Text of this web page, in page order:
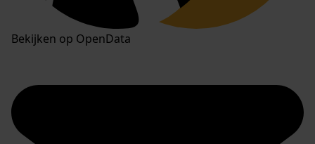
Bekijken op OpenData